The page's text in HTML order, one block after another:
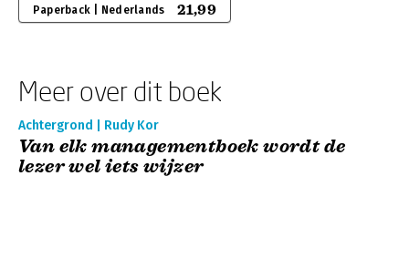
Paperback | Nederlands 21,99
Meer over dit boek
Achtergrond | Rudy Kor
Van elk managementboek wordt de
lezer wel iets wijzer